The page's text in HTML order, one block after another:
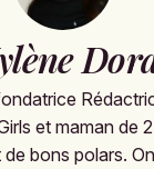
et maman de
bons polars.